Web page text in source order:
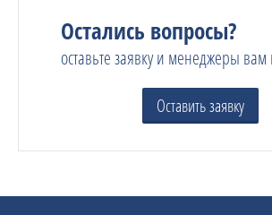
Остались вопросы?
оставьте заявку и менеджеры вам
Оставить заявку